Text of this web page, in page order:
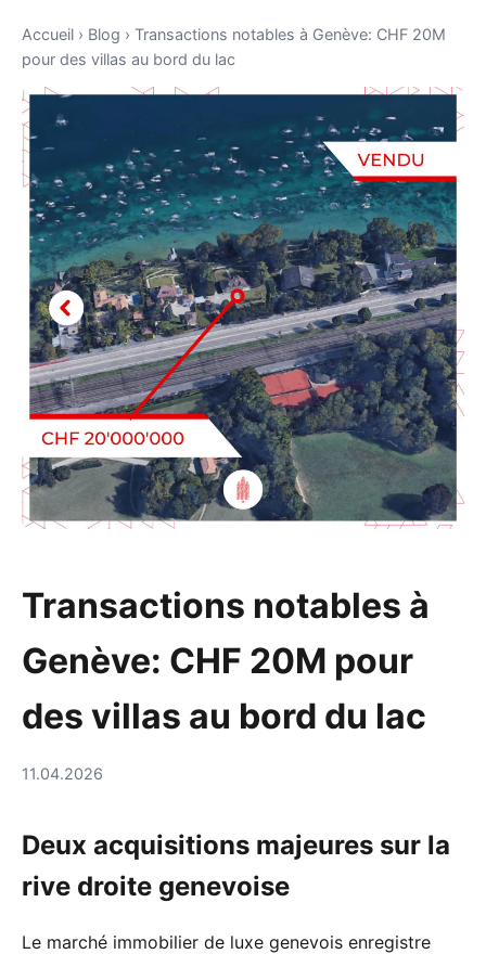
Accueil › Blog › Transactions notables à Genève: CHF 20M
pour des villas au bord du lac
Transactions notables à
Genève: CHF 20M pour
des villas au bord du lac
11.04.2026
Deux acquisitions majeures sur la
rive droite genevoise
Le marché immobilier de luxe genevois enregistre